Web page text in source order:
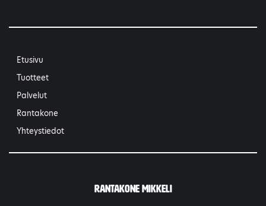
Etusivu
Tuotteet
Palvelut
Rantakone
Yhteystiedot
Rantakone Mikkeli